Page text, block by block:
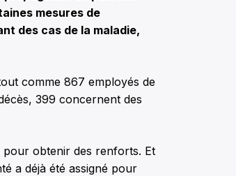
mesures de
des cas de la maladie,
comme 867 employés de
399 concernent des
pour obtenir des renforts. Et
a déjà été assigné pour